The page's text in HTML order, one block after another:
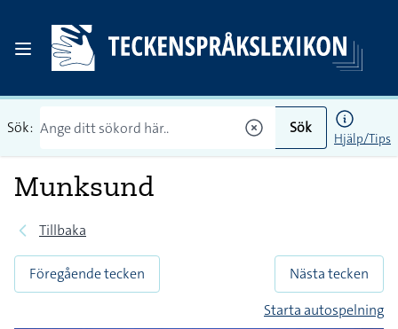
Sök: Sök
Hjälp/Tips
Munksund
Tillbaka
Föregående tecken
Nästa tecken
Starta autospelning